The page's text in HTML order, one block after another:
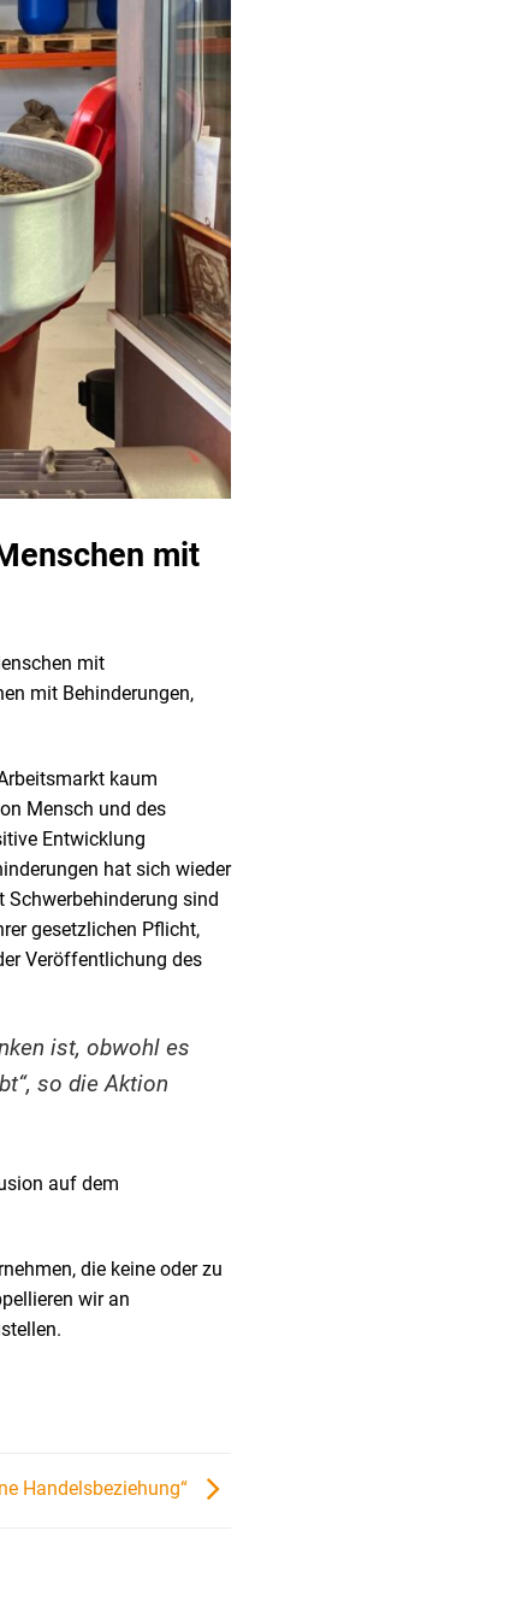
mit
mit
mit Behinderungen,
kaum
Mensch und des
Entwicklung
hat sich wieder
Schwerbehinderung sind
gesetzlichen Pflicht,
Veröffentlichung des
ist, obwohl es
so die Aktion
auf dem
die keine oder zu
wir an
Handelsbeziehung“